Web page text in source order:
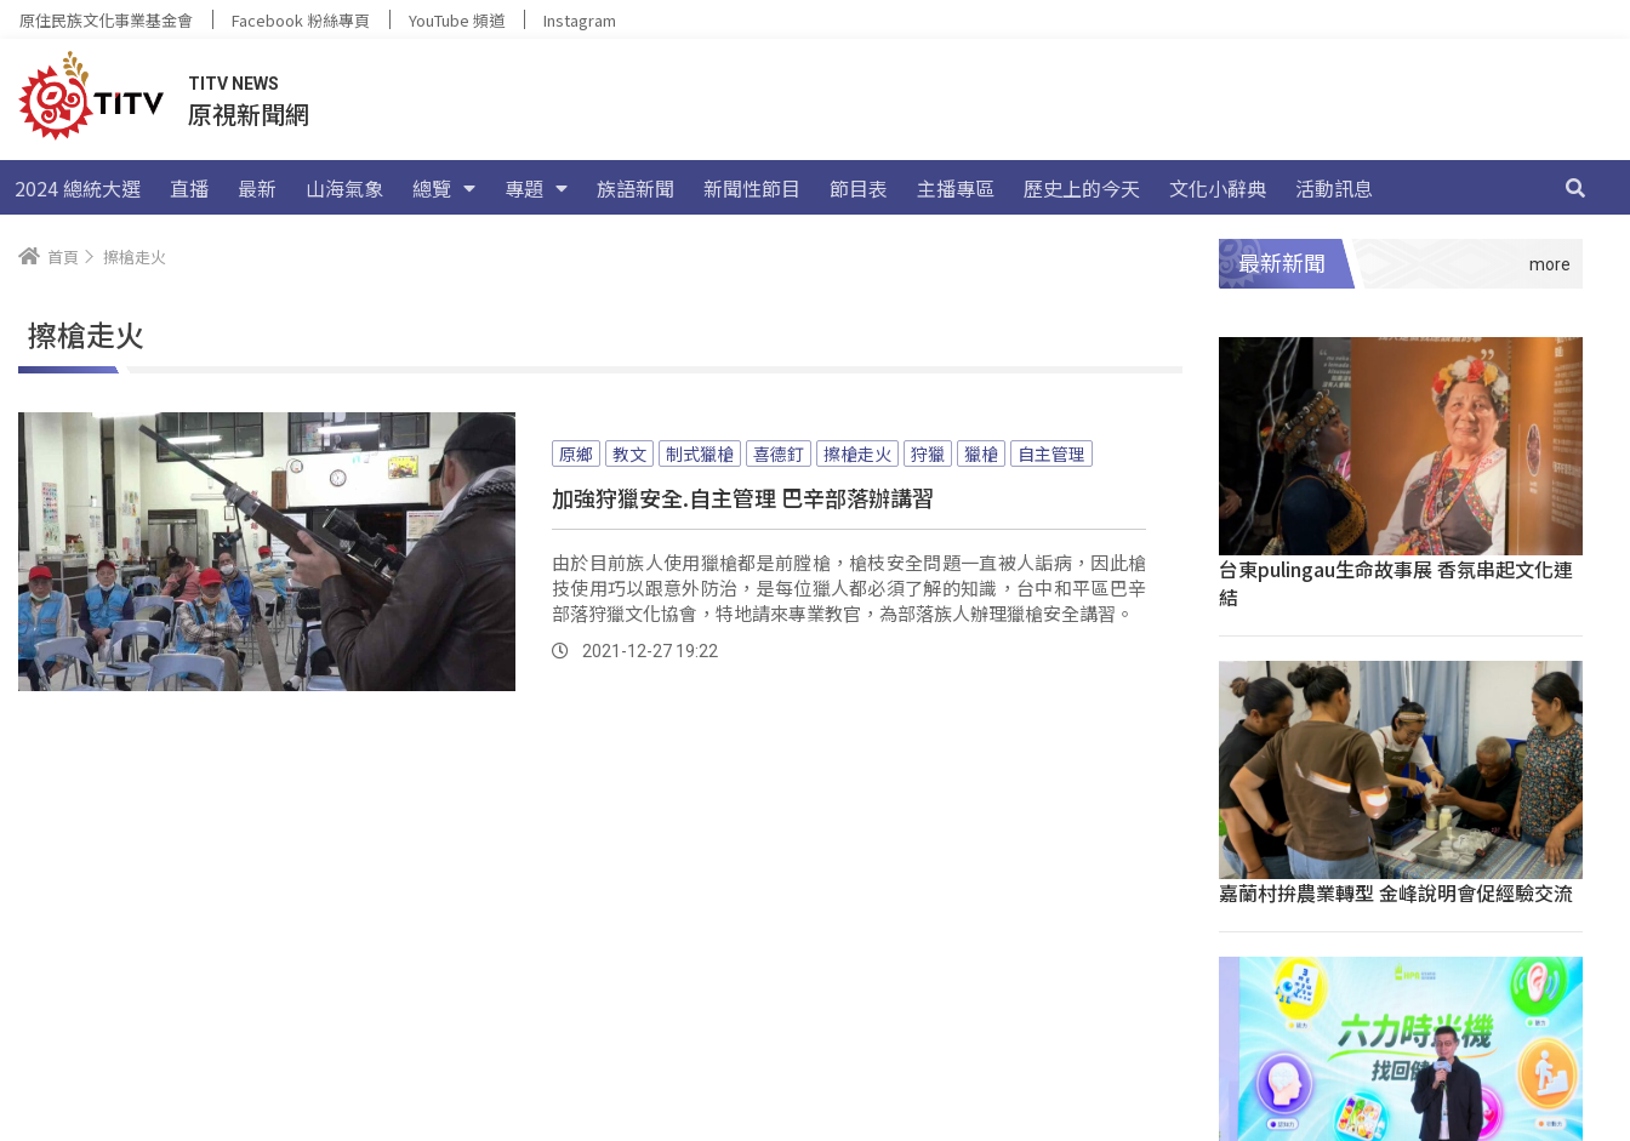
原住民族文化事業基金會 Facebook 粉絲專頁 YouTube 頻道 Instagram
TITV NEWS
原視新聞網
2024 總統大選 直播 最新 山海氣象 總覽 專題 族語新聞 新聞性節目 節目表 主播專區 歷史上的今天 文化小辭典 活動訊息
首頁 擦槍走火
擦槍走火
原鄉 教文 制式獵槍 喜德釘 擦槍走火 狩獵 獵槍 自主管理
加強狩獵安全.自主管理 巴辛部落辦講習
由於目前族人使用獵槍都是前膛槍，槍枝安全問題一直被人詬病，因此槍
技使用巧以跟意外防治，是每位獵人都必須了解的知識，台中和平區巴辛
部落狩獵文化協會，特地請來專業教官，為部落族人辦理獵槍安全講習。
2021-12-27 19:22
最新新聞
台東pulingau生命故事展 香氛串起文化連
結
嘉蘭村拚農業轉型 金峰說明會促經驗交流